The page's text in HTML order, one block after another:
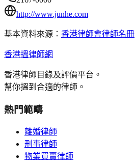
http://www.junhe.com
基本資料來源： 香港律師會律師名冊
香港搵律師網
香港律師目錄及評價平台。
幫你搵到合適的律師。
熱門範疇
離婚律師
刑事律師
物業買賣律師